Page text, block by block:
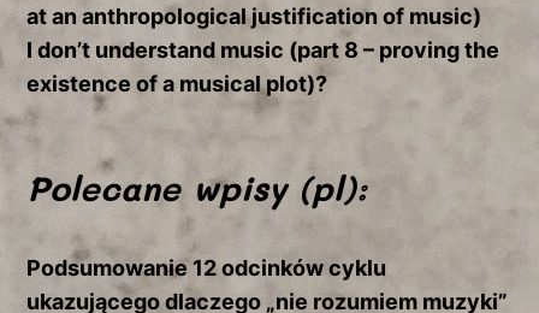
at an anthropological justification of music)
I don’t understand music (part 8 – proving the
existence of a musical plot)?
Polecane wpisy (pl):
Podsumowanie 12 odcinków cyklu
ukazującego dlaczego „nie rozumiem muzyki”